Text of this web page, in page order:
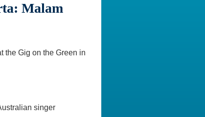
Malam
the Gig on the Green in
singer